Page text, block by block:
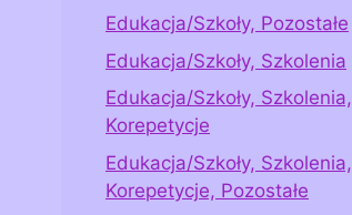
Edukacja/Szkoły, Pozostałe
Edukacja/Szkoły, Szkolenia
Edukacja/Szkoły, Szkolenia,
Korepetycje
Edukacja/Szkoły, Szkolenia,
Korepetycje, Pozostałe